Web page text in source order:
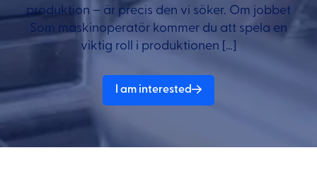
produktion – är precis den vi söker. Om jobbet
Som maskinoperatör kommer du att spela en
viktig roll i produktionen […]
I am interested